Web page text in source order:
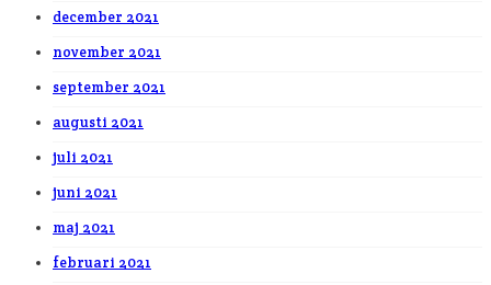
december 2021
november 2021
september 2021
augusti 2021
juli 2021
juni 2021
maj 2021
februari 2021